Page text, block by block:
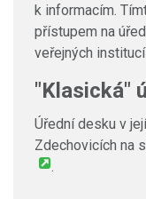
k informacím.
přístupem na
veřejných
"Klasická"
Úřední desku v
Zdechovicích na
.